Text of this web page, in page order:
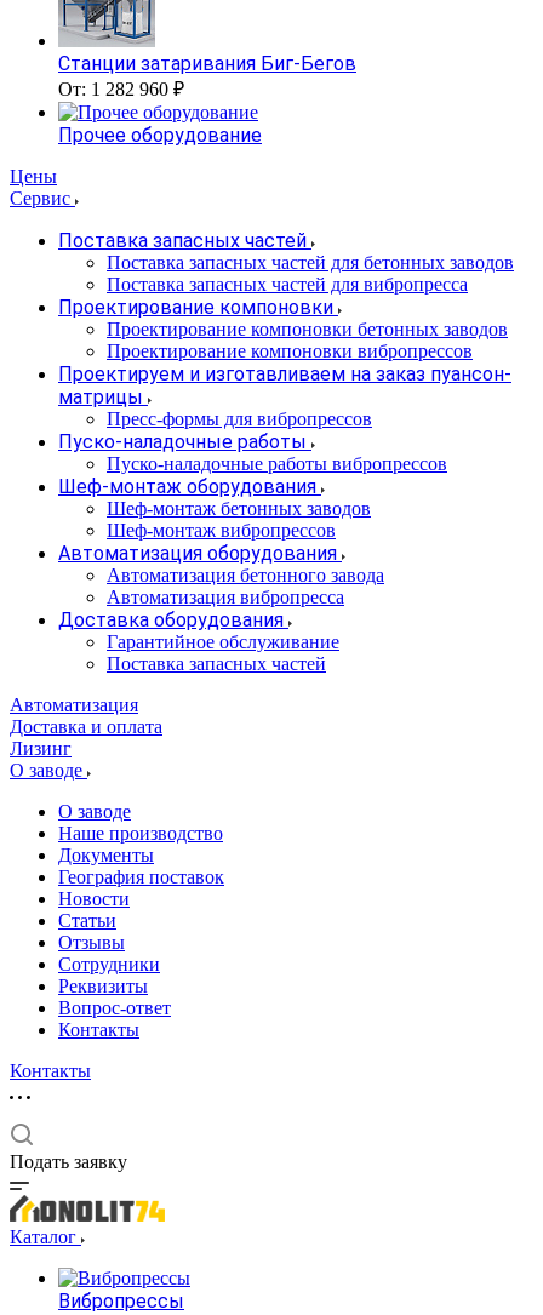
Станции затаривания Биг-Бегов
От: 1 282 960 ₽
Прочее оборудование
Цены
Сервис
Поставка запасных частей
Поставка запасных частей для бетонных заводов
Поставка запасных частей для вибропресса
Проектирование компоновки
Проектирование компоновки бетонных заводов
Проектирование компоновки вибропрессов
Проектируем и изготавливаем на заказ пуансон-
матрицы
Пресс-формы для вибропрессов
Пуско-наладочные работы
Пуско-наладочные работы вибропрессов
Шеф-монтаж оборудования
Шеф-монтаж бетонных заводов
Шеф-монтаж вибропрессов
Автоматизация оборудования
Автоматизация бетонного завода
Автоматизация вибропресса
Доставка оборудования
Гарантийное обслуживание
Поставка запасных частей
Автоматизация
Доставка и оплата
Лизинг
О заводе
О заводе
Наше производство
Документы
География поставок
Новости
Статьи
Отзывы
Сотрудники
Реквизиты
Вопрос-ответ
Контакты
Контакты
Подать заявку
Каталог
Вибропрессы